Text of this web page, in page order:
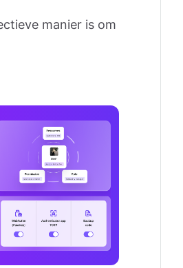
manier is om